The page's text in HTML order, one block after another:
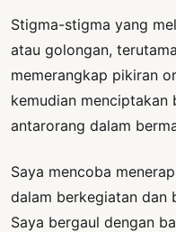
Stigma-stigma yang
atau golongan,
memerangkap pikiran
kemudian menciptakan
antarorang dalam
Saya mencoba
dalam berkegiatan dan
Saya bergaul dengan